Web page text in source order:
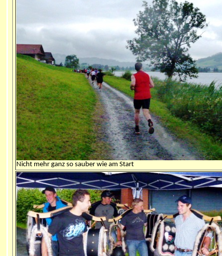
Nicht mehr ganz so sauber wie am Start